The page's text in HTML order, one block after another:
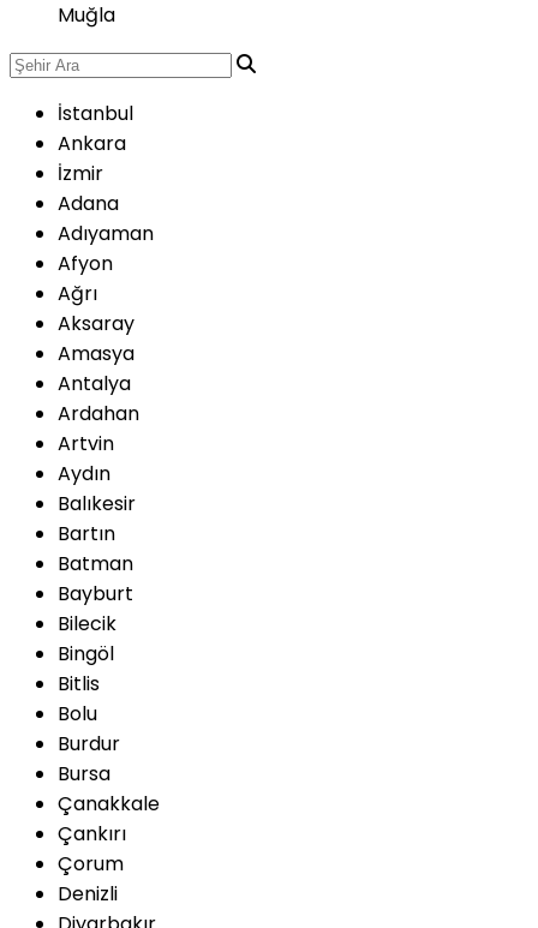
Muğla
İstanbul
Ankara
İzmir
Adana
Adıyaman
Afyon
Ağrı
Aksaray
Amasya
Antalya
Ardahan
Artvin
Aydın
Balıkesir
Bartın
Batman
Bayburt
Bilecik
Bingöl
Bitlis
Bolu
Burdur
Bursa
Çanakkale
Çankırı
Çorum
Denizli